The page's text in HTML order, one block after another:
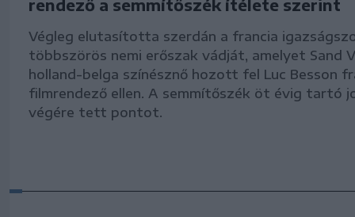
rendező a semmítőszék ítélete szerint
Végleg elutasította szerdán a francia
többszörös nemi erőszak vádját, amelyet Sand
holland-belga színésznő hozott fel Luc Besson
filmrendező ellen. A semmítőszék öt évig tartó
végére tett pontot.